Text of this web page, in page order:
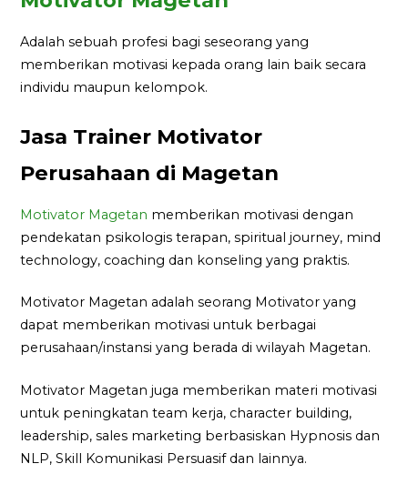
Adalah sebuah profesi bagi seseorang yang
memberikan motivasi kepada orang lain baik secara
individu maupun kelompok.
Jasa Trainer Motivator
Perusahaan di Magetan
Motivator Magetan memberikan motivasi dengan
pendekatan psikologis terapan, spiritual journey, mind
technology, coaching dan konseling yang praktis.
Motivator Magetan adalah seorang Motivator yang
dapat memberikan motivasi untuk berbagai
perusahaan/instansi yang berada di wilayah Magetan.
Motivator Magetan juga memberikan materi motivasi
untuk peningkatan team kerja, character building,
leadership, sales marketing berbasiskan Hypnosis dan
NLP, Skill Komunikasi Persuasif dan lainnya.